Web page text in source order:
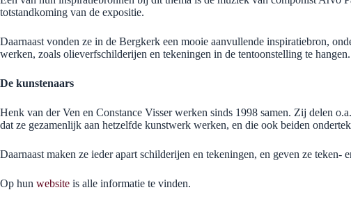
totstandkoming van de expositie.
Daarnaast vonden ze in de Bergkerk een mooie aanvullende inspiratiebron,
werken, zoals olieverfschilderijen en tekeningen in de tentoonstelling te
De kunstenaars
Henk van der Ven en Constance Visser werken sinds 1998 samen. Zij delen
dat ze gezamenlijk aan hetzelfde kunstwerk werken, en die ook beiden
Daarnaast maken ze ieder apart schilderijen en tekeningen, en geven ze teken-
Op hun website is alle informatie te vinden.